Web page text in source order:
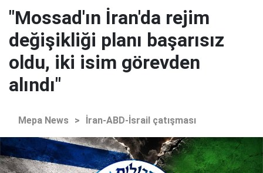
"Mossad'ın İran'da rejim
değişikliği planı başarısız
oldu, iki isim görevden
alındı"
Mepa News > İran-ABD-İsrail çatışması